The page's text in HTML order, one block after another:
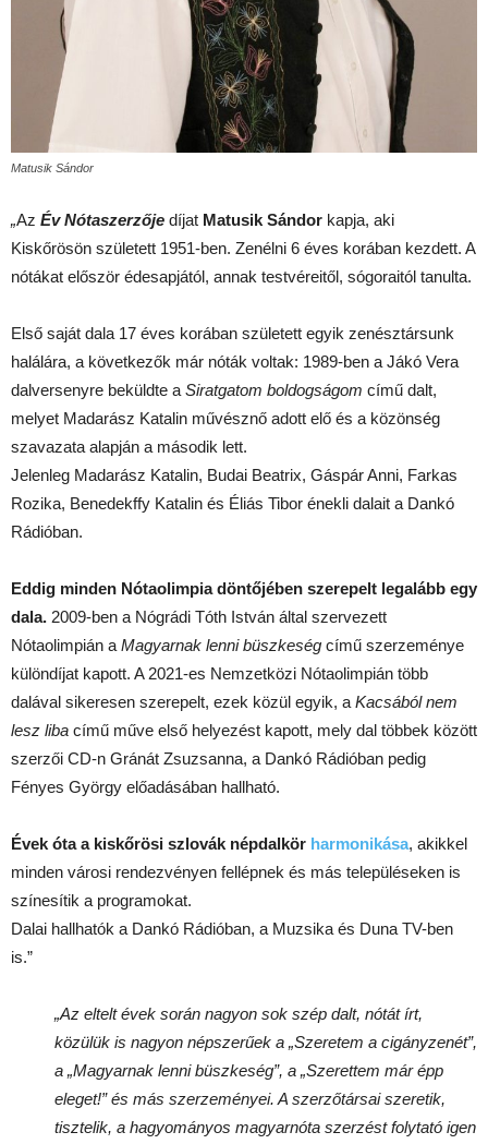
Matusik Sándor
„Az Év Nótaszerzője díjat Matusik Sándor kapja, aki
Kiskőrösön született 1951-ben. Zenélni 6 éves korában kezdett. A
nótákat először édesapjától, annak testvéreitől, sógoraitól tanulta.
Első saját dala 17 éves korában született egyik zenésztársunk
halálára, a következők már nóták voltak: 1989-ben a Jákó Vera
dalversenyre beküldte a Siratgatom boldogságom című dalt,
melyet Madarász Katalin művésznő adott elő és a közönség
szavazata alapján a második lett.
Jelenleg Madarász Katalin, Budai Beatrix, Gáspár Anni, Farkas
Rozika, Benedekffy Katalin és Éliás Tibor énekli dalait a Dankó
Rádióban.
Eddig minden Nótaolimpia döntőjében szerepelt legalább egy
dala. 2009-ben a Nógrádi Tóth István által szervezett
Nótaolimpián a Magyarnak lenni büszkeség című szerzeménye
különdíjat kapott. A 2021-es Nemzetközi Nótaolimpián több
dalával sikeresen szerepelt, ezek közül egyik, a Kacsából nem
lesz liba című műve első helyezést kapott, mely dal többek között
szerzői CD-n Gránát Zsuzsanna, a Dankó Rádióban pedig
Fényes György előadásában hallható.
Évek óta a kiskőrösi szlovák népdalkör harmonikása, akikkel
minden városi rendezvényen fellépnek és más településeken is
színesítik a programokat.
Dalai hallhatók a Dankó Rádióban, a Muzsika és Duna TV-ben
is.”
„Az eltelt évek során nagyon sok szép dalt, nótát írt,
közülük is nagyon népszerűek a „Szeretem a cigányzenét”,
a „Magyarnak lenni büszkeség”, a „Szerettem már épp
eleget!” és más szerzeményei. A szerzőtársai szeretik,
tisztelik, a hagyományos magyarnóta szerzést folytató igen